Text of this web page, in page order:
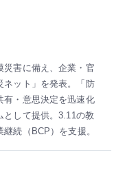
災害に備え、企業・官
ネット」を発表。「防
有・意思決定を迅速化
として提供。3.11の教
続（BCP）を支援。